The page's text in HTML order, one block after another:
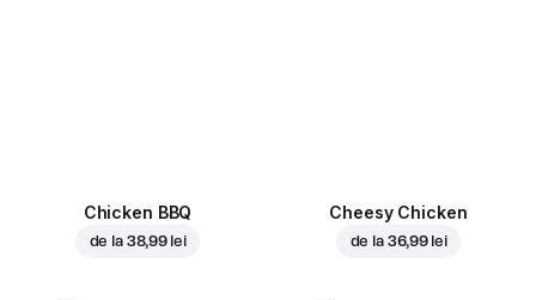
Chicken BBQ
de la 38,99 lei
Cheesy Chicken
de la 36,99 lei